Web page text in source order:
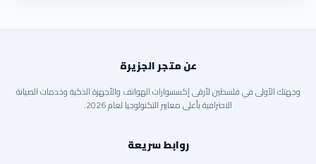
عن متجر الجزيرة
وجهتك الأولى في فلسطين لأرقى إكسسوارات الهواتف والأجهزة الذكية وخدمات الصيانة
الاحترافية بأعلى معايير التكنولوجيا لعام 2026.
روابط سريعة